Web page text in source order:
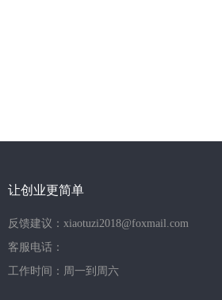
让创业更简单
反馈建议：xiaotuzi2018@foxmail.com
客服电话：
工作时间：周一到周六